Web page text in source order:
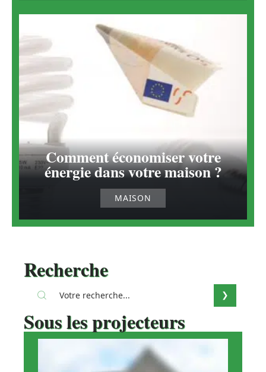
Comment économiser votre
énergie dans votre maison ?
MAISON
Recherche
Sous les projecteurs